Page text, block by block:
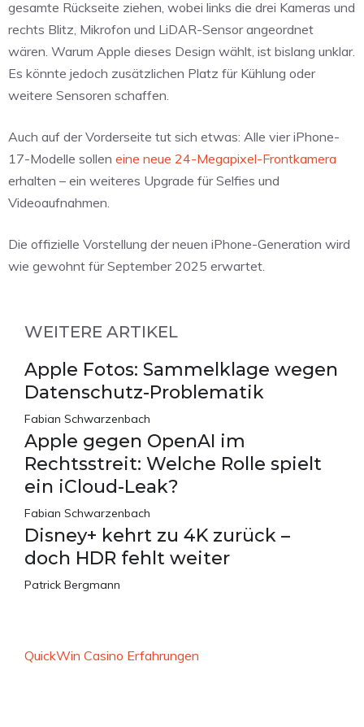
gesamte Rückseite ziehen, wobei links die drei Kameras und
rechts Blitz, Mikrofon und LiDAR-Sensor angeordnet
wären. Warum Apple dieses Design wählt, ist bislang unklar.
Es könnte jedoch zusätzlichen Platz für Kühlung oder
weitere Sensoren schaffen.
Auch auf der Vorderseite tut sich etwas: Alle vier iPhone-
17-Modelle sollen eine neue 24-Megapixel-Frontkamera
erhalten – ein weiteres Upgrade für Selfies und
Videoaufnahmen.
Die offizielle Vorstellung der neuen iPhone-Generation wird
wie gewohnt für September 2025 erwartet.
WEITERE ARTIKEL
Apple Fotos: Sammelklage wegen
Datenschutz-Problematik
Fabian Schwarzenbach
Apple gegen OpenAI im
Rechtsstreit: Welche Rolle spielt
ein iCloud-Leak?
Fabian Schwarzenbach
Disney+ kehrt zu 4K zurück –
doch HDR fehlt weiter
Patrick Bergmann
QuickWin Casino Erfahrungen